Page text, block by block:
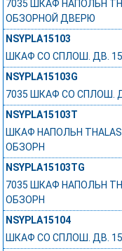
7035 ШКАФ НАПОЛЬН
ОБЗОРНОЙ ДВЕРЮ
NSYPLA15103
ШКАФ СО СПЛОШ. ДВ.
NSYPLA15103G
7035 ШКАФ СО СПЛОШ.
NSYPLA15103T
ШКАФ НАПОЛЬН
ОБЗОРН
NSYPLA15103TG
7035 ШКАФ НАПОЛЬН
ОБЗОРН
NSYPLA15104
ШКАФ СО СПЛОШ. ДВ.